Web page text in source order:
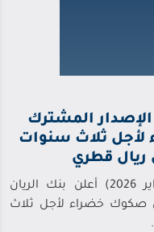
المشترك
ثلاث سنوات
إعادة نشر من بورصة قطر (4 فبراير 2026) أعلن بنك الريان
صكوك خضراء لأجل ثلاث